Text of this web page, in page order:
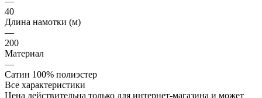
40
Длина намотки (м)
—
200
Материал
—
Сатин 100% полиэстер
Все характеристики
Цена действительна только для интернет-магазина и может